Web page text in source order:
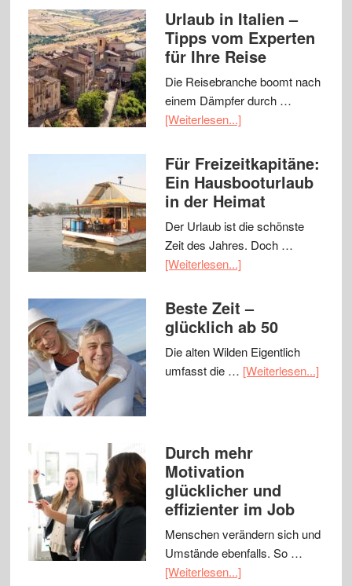
Urlaub in Italien –
Tipps vom Experten
für Ihre Reise
Die Reisebranche boomt nach
einem Dämpfer durch …
[Weiterlesen...]
Für Freizeitkapitäne:
Ein Hausbooturlaub
in der Heimat
Der Urlaub ist die schönste
Zeit des Jahres. Doch …
[Weiterlesen...]
Beste Zeit –
glücklich ab 50
Die alten Wilden Eigentlich
umfasst die … [Weiterlesen...]
Durch mehr
Motivation
glücklicher und
effizienter im Job
Menschen verändern sich und
Umstände ebenfalls. So …
[Weiterlesen...]